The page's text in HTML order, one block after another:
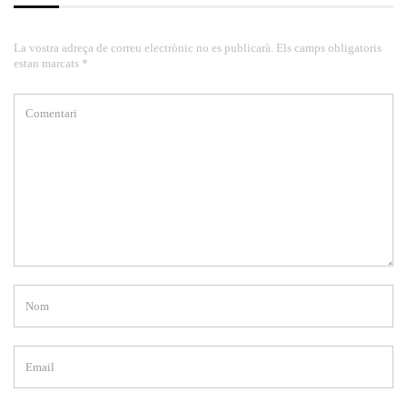
La vostra adreça de correu electrònic no es publicarà. Els camps obligatoris
estan marcats *